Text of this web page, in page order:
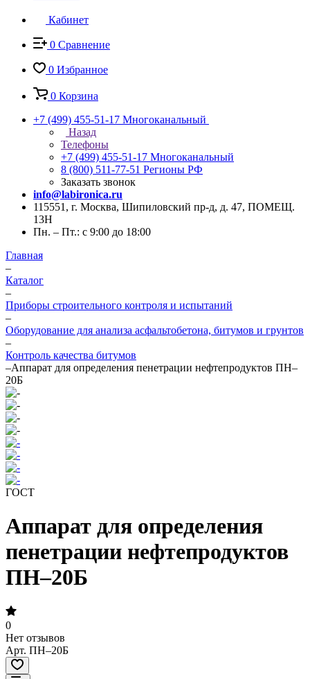
Кабинет
0 Сравнение
0 Избранное
0 Корзина
+7 (499) 455-51-17 Многоканальный
Назад
Телефоны
+7 (499) 455-51-17 Многоканальный
8 (800) 511-77-51 Регионы РФ
Заказать звонок
info@labironica.ru
115551, г. Москва, Шипиловский пр-д, д. 47, ПОМЕЩ.
13Н
Пн. – Пт.: с 9:00 до 18:00
Главная
–
Каталог
–
Приборы строительного контроля и испытаний
–
Оборудование для анализа асфальтобетона, битумов и грунтов
–
Контроль качества битумов
–Аппарат для определения пенетрации нефтепродуктов ПН–
20Б
ГОСТ
Аппарат для определения
пенетрации нефтепродуктов
ПН–20Б
0
Нет отзывов
Арт. ПН–20Б